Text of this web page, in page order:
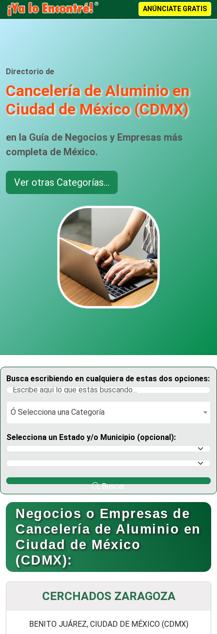
ANÚNCIATE GRATIS
Directorio de
Cancelería de Aluminio en
Ciudad de México (CDMX)
en la Guía de Negocios y Empresas más
completa de México.
Ver otras Categorías...
Busca escribiendo en cualquiera de estas dos opciones:
Ó Selecciona una Categoría
Ó Selecciona una Categoría
Selecciona un Estado y/o Municipio (opcional):
Selecciona un Estado
Selecciona un Municipio
Buscar
Negocios o Empresas de
Cancelería de Aluminio en
Ciudad de México
(CDMX):
CERCHADOS ZARAGOZA
BENITO JUÁREZ, CIUDAD DE MÉXICO (CDMX)